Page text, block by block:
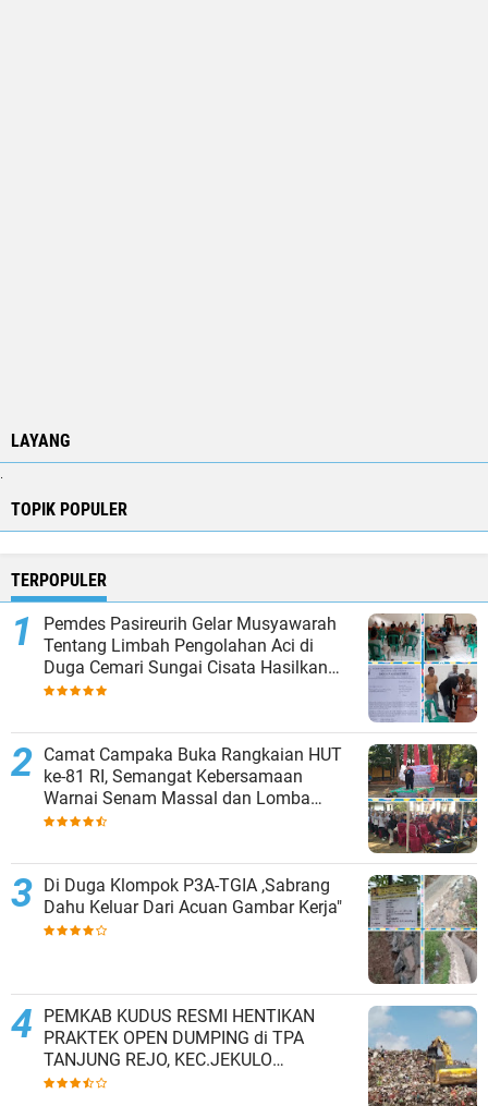
LAYANG
TOPIK POPULER
TERPOPULER
Pemdes Pasireurih Gelar Musyawarah
Tentang Limbah Pengolahan Aci di
Duga Cemari Sungai Cisata Hasilkan
Kesepakatan Tutup Sementara
Camat Campaka Buka Rangkaian HUT
ke-81 RI, Semangat Kebersamaan
Warnai Senam Massal dan Lomba
Karaoke Perangkat Desa
Di Duga Klompok P3A-TGIA ,Sabrang
Dahu Keluar Dari Acuan Gambar Kerja"
PEMKAB KUDUS RESMI HENTIKAN
PRAKTEK OPEN DUMPING di TPA
TANJUNG REJO, KEC.JEKULO
KAB.KUDUS,BERLAKUKAN SISTEM